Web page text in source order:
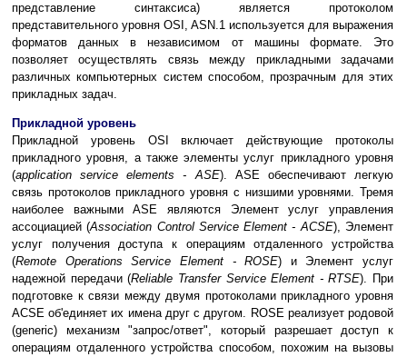
представление синтаксиса) является протоколом
представительного уровня OSI, ASN.1 используется для выражения
форматов данных в независимом от машины формате. Это
позволяет осуществлять связь между прикладными задачами
различных компьютерных систем способом, прозрачным для этих
прикладных задач.
Прикладной уровень
Прикладной уровень ОSI включает действующие протоколы
прикладного уровня, а также элементы услуг прикладного уровня
(application service elements - ASE). ASE обеспечивают легкую
связь протоколов прикладного уровня с низшими уровнями. Тремя
наиболее важными ASE являются Элемент услуг управления
ассоциацией (Association Control Service Element - ACSE), Элемент
услуг получения доступа к операциям отдаленного устройства
(Remote Operations Service Element - ROSE) и Элемент услуг
надежной передачи (Reliable Transfer Service Element - RTSE). При
подготовке к связи между двумя протоколами прикладного уровня
ACSE об'единяет их имена друг с другом. ROSE реализует родовой
(generic) механизм "запрос/ответ", который разрешает доступ к
операциям отдаленного устройства способом, похожим на вызовы